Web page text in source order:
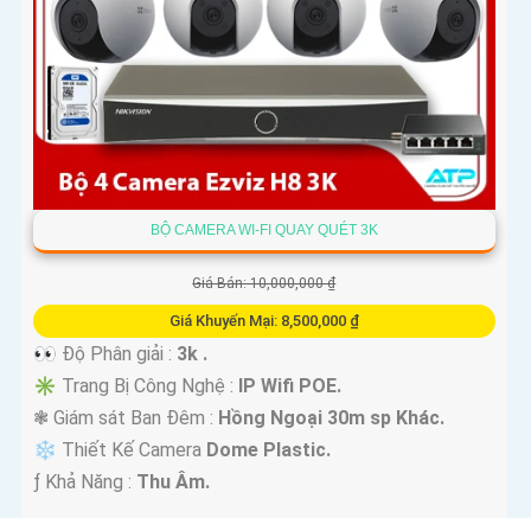
BỘ CAMERA WI-FI QUAY QUÉT 3K
Giá Bán: 10,000,000 ₫
Giá Khuyến Mại: 8,500,000 ₫
️
👀 Độ Phân giải : 3k .
✳️ Trang Bị Công Nghệ : IP Wifi POE.
❃ Giám sát Ban Đêm : Hồng Ngoại 30m sp Khác.
❄ Thiết Kế Camera Dome Plastic.
️ƒ Khả Năng : Thu Âm.